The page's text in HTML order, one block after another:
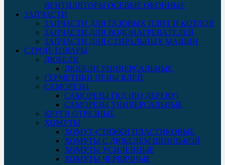
ВЕНТИЛЯТОРЫ ОСЕВЫЕ ОКОННЫЕ
ЗАПЧАСТИ
ЗАПЧАСТИ ДЛЯ ГАЗОВЫХ ПЛИТ И КОТЛОВ
ЗАПЧАСТИ ДЛЯ ВОДОНАГРЕВАТЕЛЕЙ
ЗАПЧАСТИ ДЛЯ СТИРАЛЬНЫХ МАШИН
СТРОЙ-ТОВАРЫ
ДЮБЕЛИ
ДЮБЕЛИ УНИВЕРСАЛЬНЫЕ
ГЕРМЕТИКИ ПЕНЫ КЛЕЙ
САМОРЕЗЫ
САМОРЕЗЫ ГКД (ПО ДЕРЕВУ)
САМОРЕЗЫ УНИВЕРСАЛЬНЫЕ
КРУГИ ОТРЕЗНЫЕ
ХОМУТЫ
ХОМУТ-СТЯЖКИ ПЛАСТИКОВЫЕ
ХОМУТЫ С ДЮБЕЛЕМ ШПИЛЬКОЙ
ХОМУТЫ УСИЛЕННЫЕ
ХОМУТЫ ЧЕРВЯЧНЫЕ